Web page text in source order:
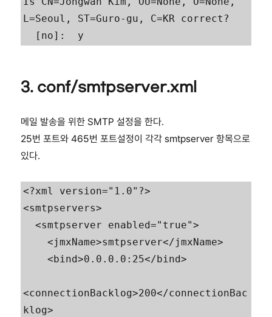
L=Seoul, ST=Guro-gu, C=KR correct?
3. conf/smtpserver.xml
메일 발송을 위한 SMTP 설정을 한다.
25번 포트와 465번 포트설정이 각각 smtpserver 항목으로
있다.
<?xml version="1.0"?>
<smtpservers>
  <smtpserver enabled="true">
    <jmxName>smtpserver</jmxName>
    <bind>0.0.0.0:25</bind>
<connectionBacklog>200</connectionBac
klog>